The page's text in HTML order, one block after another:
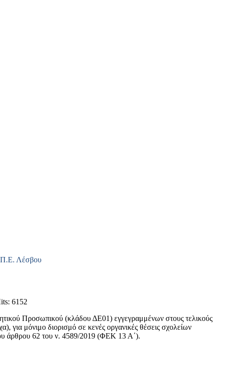
Π.Ε. Λέσβου
6152
Προσωπικού (κλάδου ΔΕ01) εγγεγραμμένων στους τελικούς
μόνιμο διορισμό σε κενές οργανικές θέσεις σχολείων
άρθρου 62 του ν. 4589/2019 (ΦΕΚ 13 Α΄).